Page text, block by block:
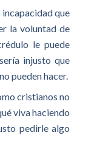
que
la voluntad de
le puede
injusto que
pueden hacer.
cristianos no
viva haciendo
pedirle algo